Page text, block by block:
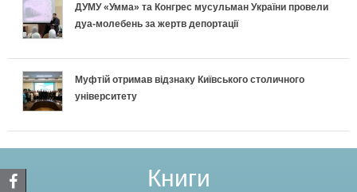
ДУМУ «Умма» та Конгрес мусульман України провели
дуа-молебень за жертв депортації
Муфтій отримав відзнаку Київського столичного
університету
Книги